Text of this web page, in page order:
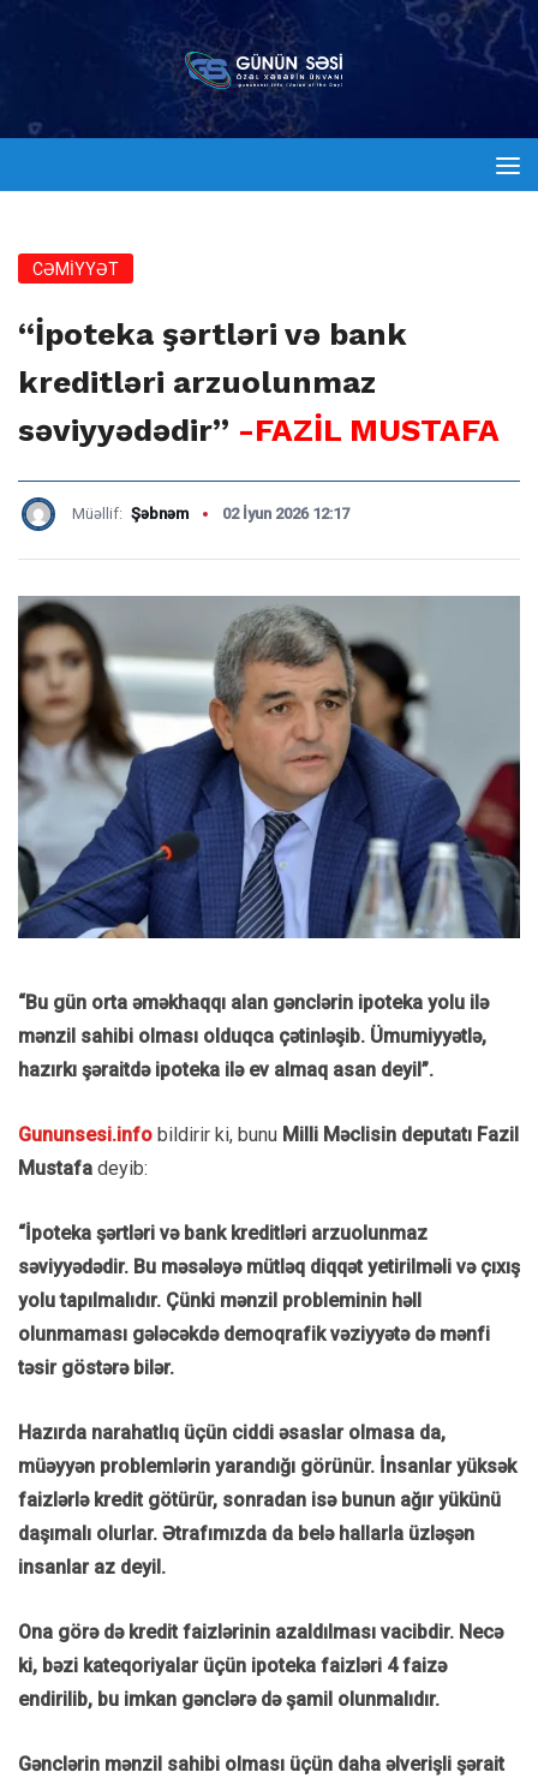
CƏMİYYƏT
“İpoteka şərtləri və bank
kreditləri arzuolunmaz
səviyyədədir” -FAZİL MUSTAFA
Müəllif: Şəbnəm 02 İyun 2026 12:17
“Bu gün orta əməkhaqqı alan gənclərin ipoteka yolu ilə
mənzil sahibi olması olduqca çətinləşib. Ümumiyyətlə,
hazırkı şəraitdə ipoteka ilə ev almaq asan deyil”.
Gununsesi.info bildirir ki, bunu Milli Məclisin deputatı Fazil
Mustafa deyib:
“İpoteka şərtləri və bank kreditləri arzuolunmaz
səviyyədədir. Bu məsələyə mütləq diqqət yetirilməli və çıxış
yolu tapılmalıdır. Çünki mənzil probleminin həll
olunmaması gələcəkdə demoqrafik vəziyyətə də mənfi
təsir göstərə bilər.
Hazırda narahatlıq üçün ciddi əsaslar olmasa da,
müəyyən problemlərin yarandığı görünür. İnsanlar yüksək
faizlərlə kredit götürür, sonradan isə bunun ağır yükünü
daşımalı olurlar. Ətrafımızda da belə hallarla üzləşən
insanlar az deyil.
Ona görə də kredit faizlərinin azaldılması vacibdir. Necə
ki, bəzi kateqoriyalar üçün ipoteka faizləri 4 faizə
endirilib, bu imkan gənclərə də şamil olunmalıdır.
Gənclərin mənzil sahibi olması üçün daha əlverişli şərait